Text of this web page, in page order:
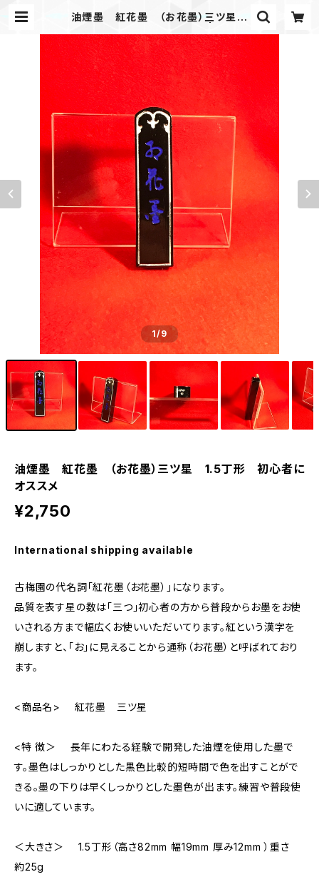
油煙墨 紅花墨 （お花墨）三ツ星
製墨販売部
1/9
油煙墨 紅花墨 （お花墨）三ツ星 1.5丁形 初心者に
オススメ
¥2,750
International shipping available
古梅園の代名詞「紅花墨（お花墨）」になります。
品質を表す星の数は「三つ」初心者の方から普段からお墨をお使
いされる方まで幅広くお使いいただいてります。紅という漢字を
崩しますと、「お」に見えることから通称（お花墨）と呼ばれており
ます。
<商品名> 紅花墨 三ツ星
<特 徴＞ 長年にわたる経験で開発した油煙を使用した墨で
す。墨色はしっかりとした黒色比較的短時間で色を出すことがで
きる。墨の下りは早くしっかりとした墨色が出ます。練習や普段使
いに適しています。
＜大きさ＞ 1.5丁形（高さ82mm 幅19mm 厚み12mm ）重さ
約25g